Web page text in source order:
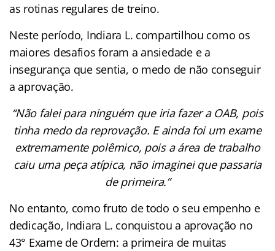
as rotinas regulares de treino.
Neste período, Indiara L. compartilhou como os
maiores desafios foram a ansiedade e a
insegurança que sentia, o medo de não conseguir
a aprovação.
“Não falei para ninguém que iria fazer a OAB, pois
tinha medo da reprovação. E ainda foi um exame
extremamente polêmico, pois a área de trabalho
caiu uma peça atípica, não imaginei que passaria
de primeira.”
No entanto, como fruto de todo o seu empenho e
dedicação, Indiara L. conquistou a aprovação no
43° Exame de Ordem: a primeira de muitas